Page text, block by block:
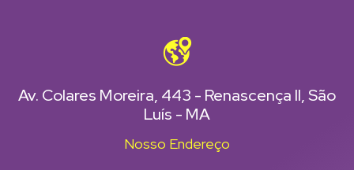
Av. Colares Moreira, 443 - Renascença II, São
Luís - MA
Nosso Endereço